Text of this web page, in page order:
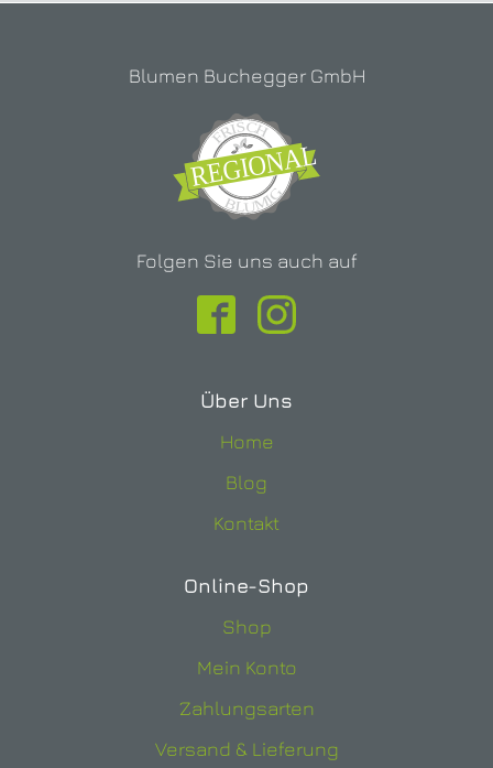
Blumen Buchegger GmbH
Folgen Sie uns auch auf
Über Uns
Home
Blog
Kontakt
Online-Shop
Shop
Mein Konto
Zahlungsarten
Versand & Lieferung